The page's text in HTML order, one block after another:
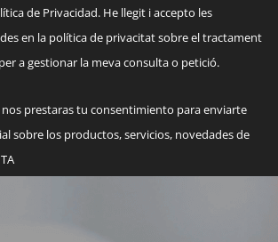
de Privacidad. He llegit i accepto les
en la política de privacitat sobre el tractament
a gestionar la meva consulta o petició.
prestaras tu consentimiento para enviarte
sobre los productos, servicios, novedades de